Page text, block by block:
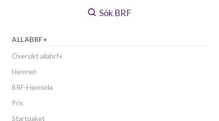
Sök BRF
ALLABRF+
Översikt allabrf+
Hemnet
BRF-Hemsida
Pris
Startpaket